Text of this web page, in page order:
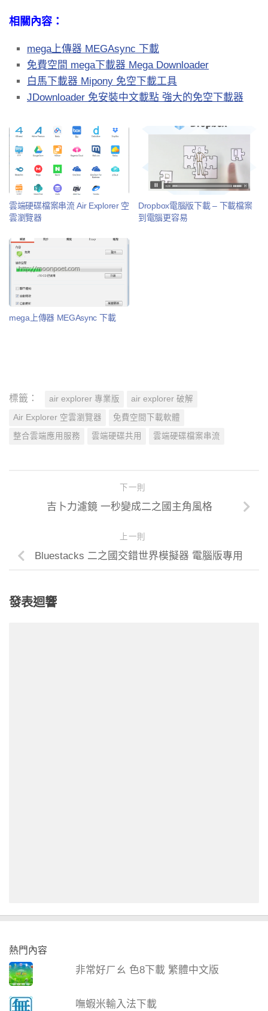
相關內容：
mega上傳器 MEGAsync 下載
免費空間 mega下載器 Mega Downloader
白馬下載器 Mipony 免空下載工具
JDownloader 免安裝中文載點 強大的免空下載器
雲端硬碟檔案串流 Air Explorer 空
雲瀏覽器
Dropbox電腦版下載 – 下載檔案
到電腦更容易
mega上傳器 MEGAsync 下載
標籤： air explorer 專業版 air explorer 破解
Air Explorer 空雲瀏覽器 免費空間下載軟體
整合雲端應用服務 雲端硬碟共用 雲端硬碟檔案串流
下一則
吉卜力濾鏡 一秒變成二之國主角風格
上一則
Bluestacks 二之國交錯世界模擬器 電腦版專用
發表迴響
熱門內容
非常好ㄏㄠ 色8下載 繁體中文版
嘸蝦米輸入法下載